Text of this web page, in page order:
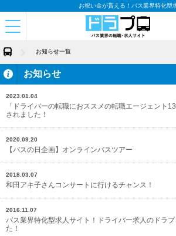
お祝い金が貰える！バス業界特化型
お知らせ一覧
お知らせ
2023.01.04
「ドライバーの転職におススメの転職エージェント
されました！
2020.09.20
【バスの日企画】オンラインバスツアー
2018.03.07
和田アキ子さんコンサートに行けるチャンス！
2016.11.07
バス業界特化型求人サイト！ドライバー求人のドラ
た！